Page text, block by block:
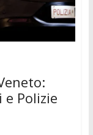
Polizie